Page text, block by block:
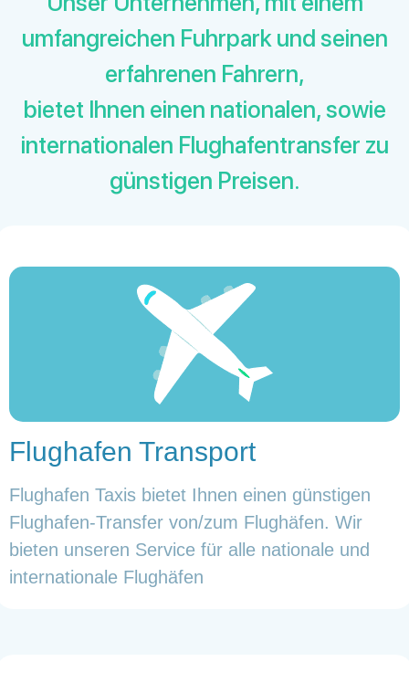
umfangreichen Fuhrpark und seinen
erfahrenen Fahrern,
bietet Ihnen einen nationalen, sowie
internationalen Flughafentransfer zu
günstigen Preisen.
Flughafen Transport
Flughafen Taxis bietet Ihnen einen günstigen
Flughafen-Transfer von/zum Flughäfen. Wir
bieten unseren Service für alle nationale und
internationale Flughäfen